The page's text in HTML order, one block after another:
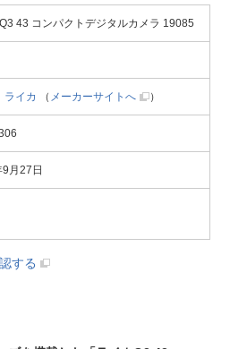
43 コンパクトデジタルカメラ 19085
ライカ （ メーカーサイトへ ）
月27日
する